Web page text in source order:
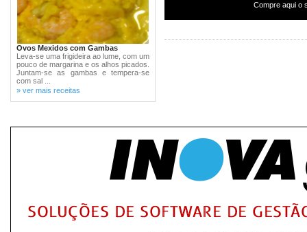
Ovos Mexidos com Gambas
Leva-se uma frigideira ao lume, com um
pouco de margarina e os alhos picados.
Juntam-se as gambas e tempera-se
com sal ...
» ver mais receitas
Compre aqui o